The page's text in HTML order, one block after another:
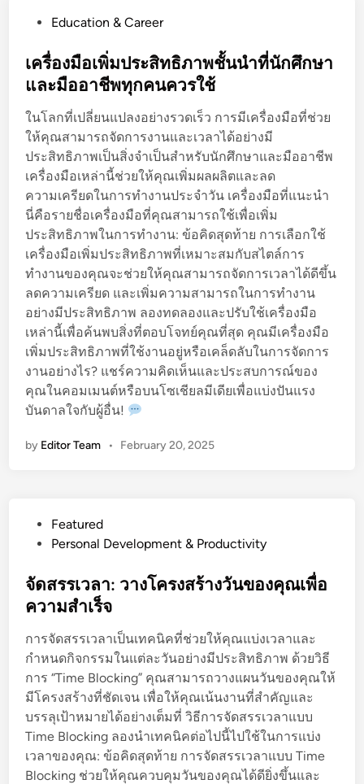
ย
ม่
ดี
:
ส
ร้
า
ง
กิ
จ
วั
ต
ร
เ
ชิ
ง
s
t
d
i
n
Education & Career
เครื่องมือเพิ่มประสิทธิภาพชั้นนำที่นักศึกษา
และมืออาชีพทุกคนควรใช้
ในโลกที่เปลี่ยนแปลงอย่างรวดเร็ว การมีเครื่องมือที่ช่วย
ให้คุณสามารถจัดการงานและเวลาได้อย่างมี
ประสิทธิภาพเป็นสิ่งจำเป็นสำหรับนักศึกษาและมืออาชีพ
เครื่องมือเหล่านี้ช่วยให้คุณเพิ่มผลผลิตและลด
ความเครียดในการทำงานประจำวัน เครื่องมือที่แนะนำ
นี่คือรายชื่อเครื่องมือที่คุณสามารถใช้เพื่อเพิ่ม
ประสิทธิภาพในการทำงาน: ข้อคิดสุดท้าย การเลือกใช้
เครื่องมือเพิ่มประสิทธิภาพที่เหมาะสมกับสไตล์การ
ทำงานของคุณจะช่วยให้คุณสามารถจัดการเวลาได้ดีขึ้น
ลดความเครียด และเพิ่มความสามารถในการทำงาน
อย่างมีประสิทธิภาพ ลองทดลองและปรับใช้เครื่องมือ
เหล่านี้เพื่อค้นพบสิ่งที่ตอบโจทย์คุณที่สุด คุณมีเครื่องมือ
เพิ่มประสิทธิภาพที่ใช้งานอยู่หรือเคล็ดลับในการจัดการ
งานอย่างไร? แชร์ความคิดเห็นและประสบการณ์ของ
คุณในคอมเมนต์หรือบนโซเชียลมีเดียเพื่อแบ่งปันแรง
บันดาลใจกับผู้อื่น!
by Editor Team • February 20, 2025
t
e
i
n
Featured
Personal Development & Productivity
จัดสรรเวลา: วางโครงสร้างวันของคุณเพื่อ
ความสำเร็จ
การจัดสรรเวลาเป็นเทคนิคที่ช่วยให้คุณแบ่งเวลาและ
กำหนดกิจกรรมในแต่ละวันอย่างมีประสิทธิภาพ ด้วยวิธี
การ “Time Blocking” คุณสามารถวางแผนวันของคุณให้
มีโครงสร้างที่ชัดเจน เพื่อให้คุณเน้นงานที่สำคัญและ
บรรลุเป้าหมายได้อย่างเต็มที่ วิธีการจัดสรรเวลาแบบ
Time Blocking ลองนำเทคนิคต่อไปนี้ไปใช้ในการแบ่ง
เวลาของคุณ: ข้อคิดสุดท้าย การจัดสรรเวลาแบบ Time
Blocking ช่วยให้คุณควบคุมวันของคุณได้ดียิ่งขึ้นและ